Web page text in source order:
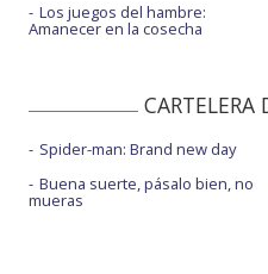
Los juegos del hambre:
Amanecer en la cosecha
CARTELERA
Spider-man: Brand new day
Buena suerte, pásalo bien, no
mueras